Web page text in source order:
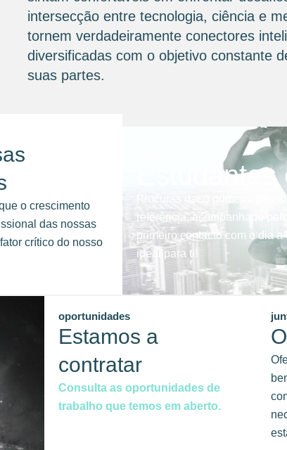
intersecção entre tecnologia, ciência e
tornem verdadeiramente conectores
diversificadas com o objetivo constante
suas partes.
o crescimento
das nossas
crítico do nosso
Estudantes
Procuras dar o primeiro
referência, acompanhado
primeiro contacto com o dia a
ideal para ti!
oportunidades
Estamos a
contratar
Consulta as oportunidades de
trabalho que temos em aberto.